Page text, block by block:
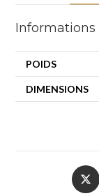
POIDS
DIMENSIONS